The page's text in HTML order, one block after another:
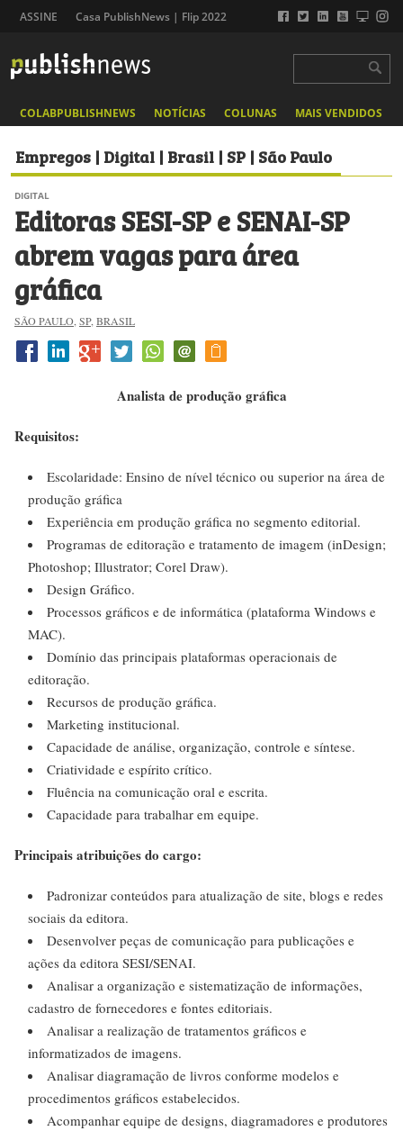
ASSINE Casa PublishNews | Flip 2022
COLABPUBLISHNEWS NOTÍCIAS COLUNAS MAIS VENDIDOS
Empregos | Digital | Brasil | SP | São Paulo
DIGITAL
Editoras SESI-SP e SENAI-SP
abrem vagas para área
gráfica
SÃO PAULO SP, BRASIL
Analista de produção gráfica
Requisitos:
Escolaridade: Ensino de nível técnico ou superior na área de
produção gráfica
Experiência em produção gráfica no segmento editorial.
Programas de editoração e tratamento de imagem (inDesign;
Photoshop; Illustrator; Corel Draw).
Design Gráfico.
Processos gráficos e de informática (plataforma Windows e
MAC).
Domínio das principais plataformas operacionais de
editoração.
Recursos de produção gráfica.
Marketing institucional.
Capacidade de análise, organização, controle e síntese.
Criatividade e espírito crítico.
Fluência na comunicação oral e escrita.
Capacidade para trabalhar em equipe.
Principais atribuições do cargo:
Padronizar conteúdos para atualização de site, blogs e redes
sociais da editora.
Desenvolver peças de comunicação para publicações e
ações da editora SESI/SENAI.
Analisar a organização e sistematização de informações,
cadastro de fornecedores e fontes editoriais.
Analisar a realização de tratamentos gráficos e
informatizados de imagens.
Analisar diagramação de livros conforme modelos e
procedimentos gráficos estabelecidos.
Acompanhar equipe de designs, diagramadores e produtores